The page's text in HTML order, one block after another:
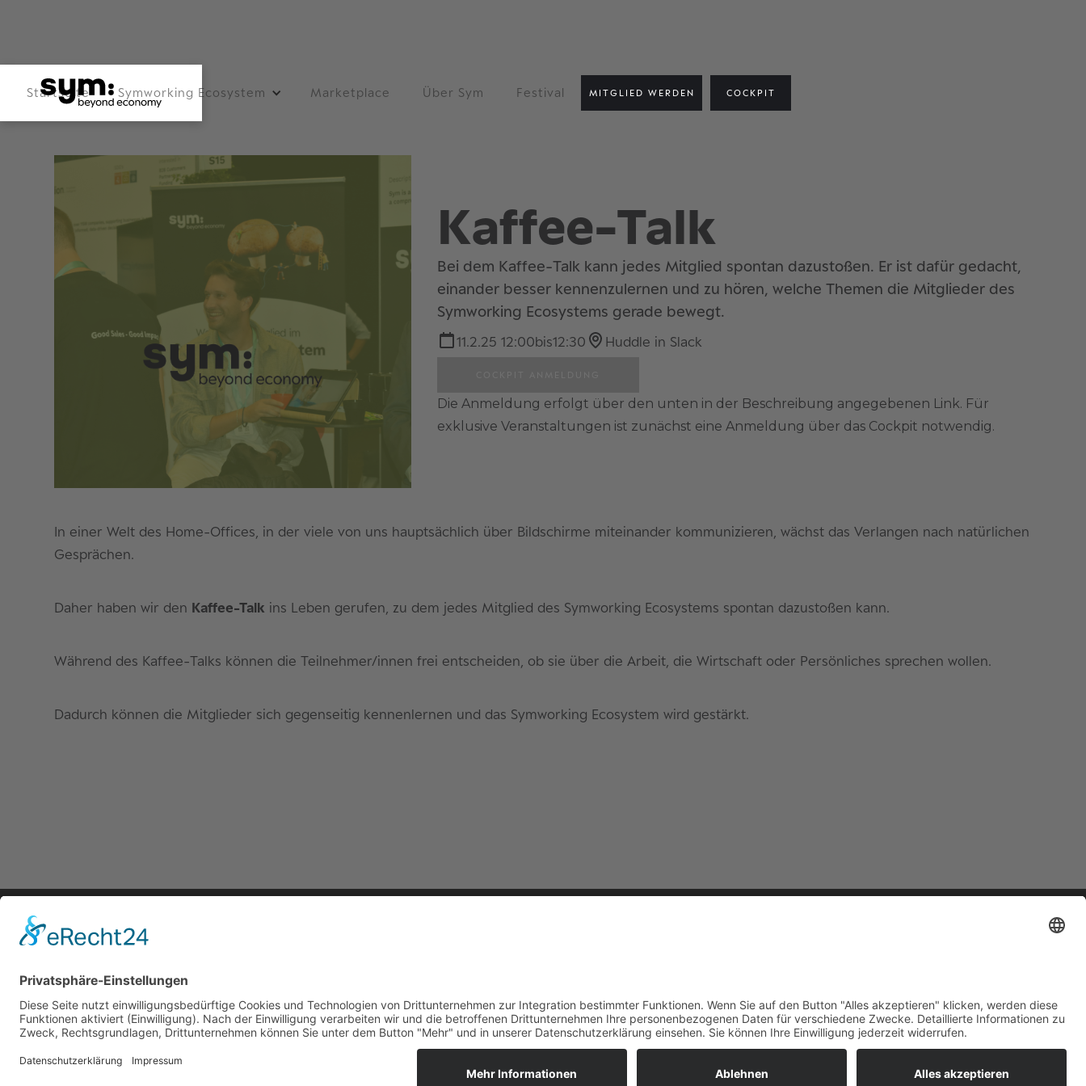
Startseite Symworking Ecosystem Marketplace Über Sym Festival MITGLIED WERDEN COCKPIT
Kaffee-Talk
Bei dem Kaffee-Talk kann jedes Mitglied spontan dazustoßen. Er ist dafür gedacht,
einander besser kennenzulernen und zu hören, welche Themen die Mitglieder des
Symworking Ecosystems gerade bewegt.
11.2.25 12:00bis12:30 Huddle in Slack
Die Anmeldung erfolgt über den unten in der Beschreibung angegebenen Link. Für
exklusive Veranstaltungen ist zunächst eine Anmeldung über das Cockpit notwendig.
In einer Welt des Home-Offices, in der viele von uns hauptsächlich über Bildschirme miteinander kommunizieren, wächst das Verlangen nach natürlichen
Gesprächen.
Daher haben wir den Kaffee-Talk ins Leben gerufen, zu dem jedes Mitglied des Symworking Ecosystems spontan dazustoßen kann.
Während des Kaffee-Talks können die Teilnehmer/innen frei entscheiden, ob sie über die Arbeit, die Wirtschaft oder Persönliches sprechen wollen.
Dadurch können die Mitglieder sich gegenseitig kennenlernen und das Symworking Ecosystem wird gestärkt.
Datenschutzerklärung